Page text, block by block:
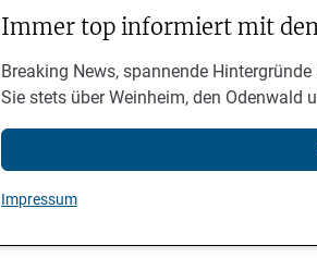
Immer top informiert mit
Breaking News, spannende
Sie stets über Weinheim, den Odenwald
Impressum